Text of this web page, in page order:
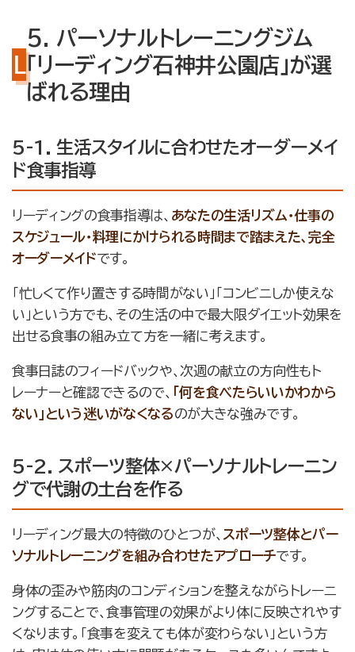
5. パーソナルトレーニングジム
「リーディング石神井公園店」が選
ばれる理由
5-1. 生活スタイルに合わせたオーダーメイ
ド食事指導
リーディングの食事指導は、 あなたの生活リズム・仕事の
スケジュール・料理にかけられる時間まで踏まえた、完全
オーダーメイドです。
「忙しくて作り置きする時間がない」「コンビニしか使えな
い」という方でも、その生活の中で最大限ダイエット効果を
出せる食事の組み立て方を一緒に考えます。
食事日誌のフィードバックや、次週の献立の方向性もト
レーナーと確認できるので、
「何を食べたらいいかわから
ない」という迷いがなくなるのが大きな強みです。
5-2. スポーツ整体×パーソナルトレーニン
グで代謝の土台を作る
リーディング最大の特徴のひとつが、 スポーツ整体とパー
ソナルトレーニングを組み合わせたアプローチです。
身体の歪みや筋肉のコンディションを整えながらトレーニ
ングすることで、食事管理の効果がより体に反映されやす
くなります。「食事を変えても体が変わらない」という方